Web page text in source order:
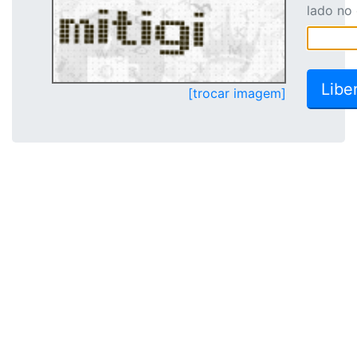
[trocar imagem]
lado no